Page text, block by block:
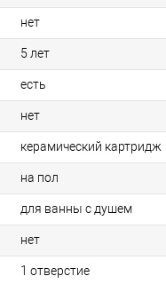
нет
5 лет
есть
нет
керамический картридж
на пол
для ванны с душем
нет
1 отверстие